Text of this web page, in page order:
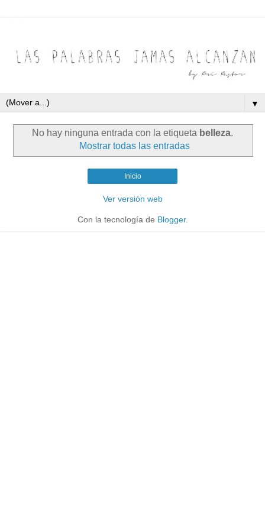
▼
No hay ninguna entrada con la etiqueta belleza.
Mostrar todas las entradas
Inicio
Ver versión web
Con la tecnología de Blogger.